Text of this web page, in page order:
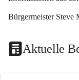
Bürgermeister Steve
Aktuelle